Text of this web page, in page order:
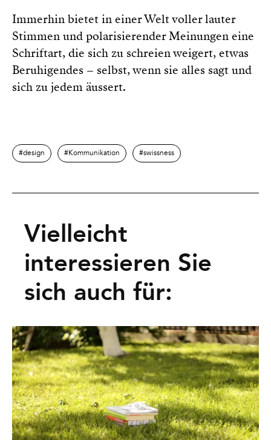
Immerhin bietet in einer Welt voller lauter
Stimmen und polarisierender Meinungen eine
Schriftart, die sich zu schreien weigert, etwas
Beruhigendes – selbst, wenn sie alles sagt und
sich zu jedem äussert.
design Kommunikation swissness
Vielleicht
interessieren Sie
sich auch für: